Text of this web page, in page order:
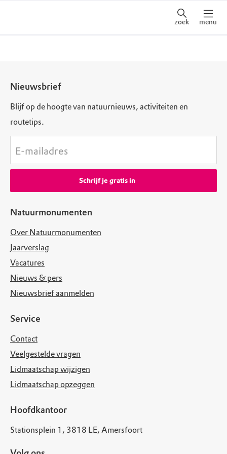
zoek menu
Natuurmonumenten
Over Natuurmonumenten
Jaarverslag
Vacatures
Nieuws & pers
Nieuwsbrief aanmelden
Service
Contact
Veelgestelde vragen
Lidmaatschap wijzigen
Lidmaatschap opzeggen
Hoofdkantoor
Stationsplein 1, 3818 LE, Amersfoort
Nieuwsbrief
Blijf op de hoogte van natuurnieuws, activiteiten en
routetips.
E-mailadres
Schrijf je gratis in